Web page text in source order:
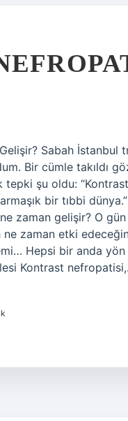
Sabah İstanbul
Bir cümle takıldı
tepki şu oldu:
bir tıbbi
zaman gelişir? O
ne zaman etki
Hepsi bir anda
Kontrast